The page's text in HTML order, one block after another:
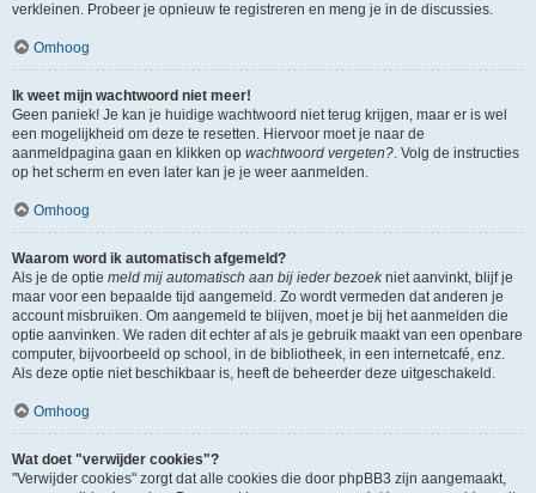
verkleinen. Probeer je opnieuw te registreren en meng je in de discussies.
Omhoog
Ik weet mijn wachtwoord niet meer!
Geen paniek! Je kan je huidige wachtwoord niet terug krijgen, maar er is wel
een mogelijkheid om deze te resetten. Hiervoor moet je naar de
aanmeldpagina gaan en klikken op wachtwoord vergeten?. Volg de instructies
op het scherm en even later kan je je weer aanmelden.
Omhoog
Waarom word ik automatisch afgemeld?
Als je de optie meld mij automatisch aan bij ieder bezoekniet aanvinkt, blijf je
maar voor een bepaalde tijd aangemeld. Zo wordt vermeden dat anderen je
account misbruiken. Om aangemeld te blijven, moet je bij het aanmelden die
optie aanvinken. We raden dit echter af als je gebruik maakt van een openbare
computer, bijvoorbeeld op school, in de bibliotheek, in een internetcafé, enz.
Als deze optie niet beschikbaar is, heeft de beheerder deze uitgeschakeld.
Omhoog
Wat doet "verwijder cookies"?
"Verwijder cookies" zorgt dat alle cookies die door phpBB3 zijn aangemaakt,